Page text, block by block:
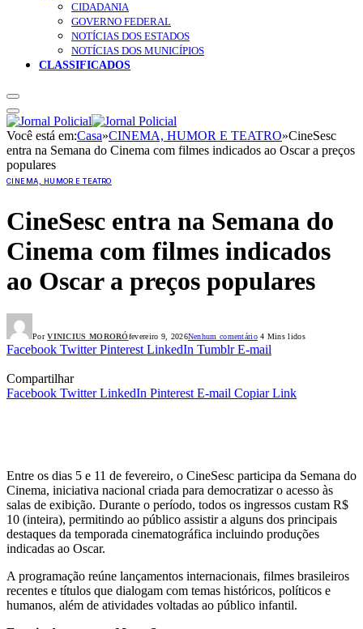
CIDADANIA
GOVERNO FEDERAL
NOTÍCIAS DOS ESTADOS
NOTÍCIAS DOS MUNICÍPIOS
CLASSIFICADOS
Você está em:Casa»CINEMA, HUMOR E TEATRO»CineSesc
entra na Semana do Cinema com filmes indicados ao Oscar a preços
populares
CINEMA, HUMOR E TEATRO
CineSesc entra na Semana do
Cinema com filmes indicados
ao Oscar a preços populares
Por VINICIUS MORORÓfevereiro 9, 2026Nenhum comentário4 Mins lidos
Facebook Twitter Pinterest LinkedIn Tumblr E-mail
Compartilhar
Facebook Twitter LinkedIn Pinterest E-mail Copiar Link
Entre os dias 5 e 11 de fevereiro, o CineSesc participa da Semana do
Cinema, iniciativa nacional criada para democratizar o acesso às
salas de exibição. Durante o período, todos os ingressos custam R$
10 (inteira), permitindo ao público assistir a alguns dos principais
destaques da temporada cinematográfica incluindo produções
indicadas ao Oscar.
A programação reúne lançamentos internacionais, filmes brasileiros
recentes e títulos que dialogam com temas históricos, políticos e
humanos, além de atividades voltadas ao público infantil.